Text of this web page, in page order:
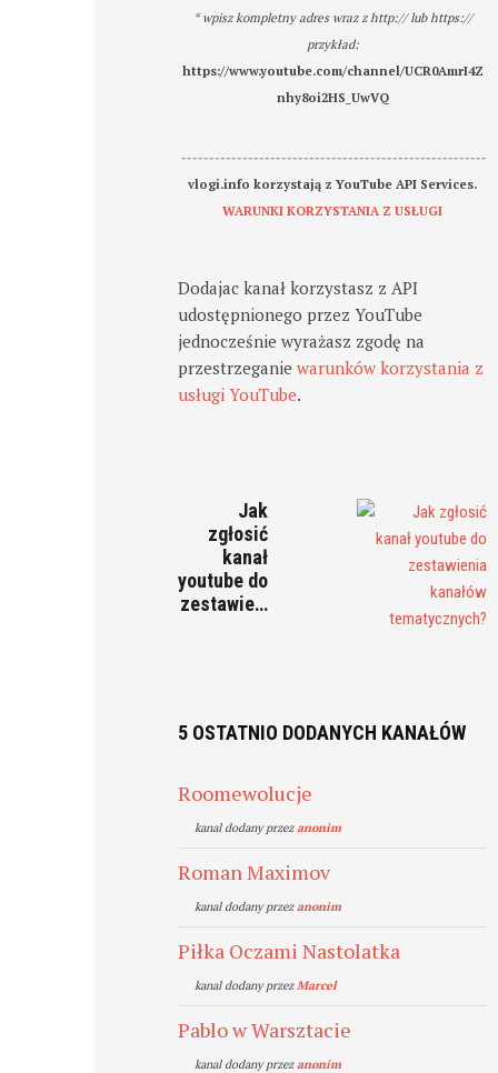
* wpisz kompletny adres wraz z http:// lub https://
przykład:
https://www.youtube.com/channel/UCR0AmrI4Z
nhy8oi2HS_UwVQ
-------------------------------------------------------
vlogi.info korzystają z YouTube API Services.
WARUNKI KORZYSTANIA Z USŁUGI
Dodajac kanał korzystasz z API
udostępnionego przez YouTube
jednocześnie wyrażasz zgodę na
przestrzeganiewarunków korzystania z
usługi YouTube.
Jak
zgłosić
kanał
youtube do
zestawie…
5 OSTATNIO DODANYCH KANAŁÓW
Roomewolucje
kanal dodany przezanonim
Roman Maximov
kanal dodany przezanonim
Piłka Oczami Nastolatka
kanal dodany przezMarcel
Pablo w Warsztacie
kanal dodany przezanonim